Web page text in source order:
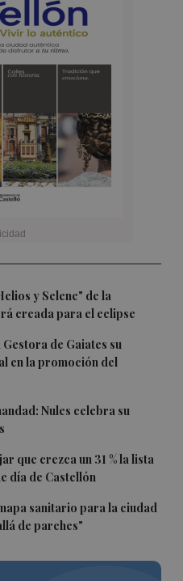
y Selene" de la
creada para el eclipse
de Gaiates su
en la promoción del
Nules celebra su
que crezca un 31 % la lista
día de Castellón
sanitario para la ciudad
de parches"